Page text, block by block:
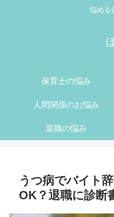
悩める
保育士の悩み
人間関係のお悩み
退職の悩み
うつ病でバイト
OK？退職に診断